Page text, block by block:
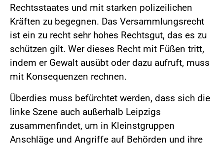
Rechtsstaates und mit starken polizeilichen
Kräften zu begegnen. Das Versammlungsrecht
ist ein zu recht sehr hohes Rechtsgut, das es zu
schützen gilt. Wer dieses Recht mit Füßen tritt,
indem er Gewalt ausübt oder dazu aufruft, muss
mit Konsequenzen rechnen.
Überdies muss befürchtet werden, dass sich die
linke Szene auch außerhalb Leipzigs
zusammenfindet, um in Kleinstgruppen
Anschläge und Angriffe auf Behörden und ihre